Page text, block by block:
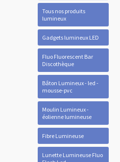
Tous nos produits
lumineux
Gadgets lumineux LED
Fluo Fluorescent Bar
Discothèque
Bâton Lumineux - led -
mousse-pvc
Moulin Lumineux -
éolienne lumineuse
Fibre Lumineuse
Lunette Lumineuse Fluo